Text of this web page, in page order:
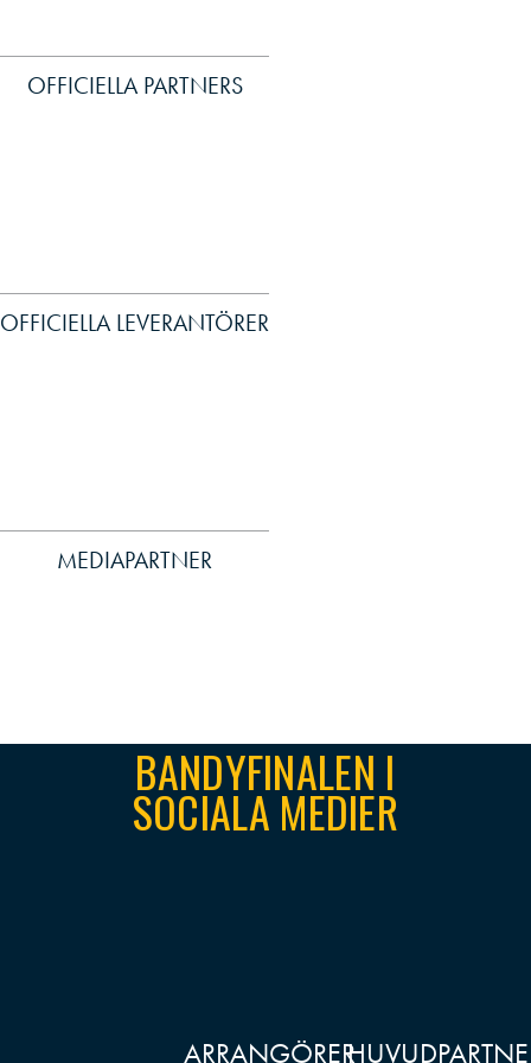
OFFICIELLA PARTNERS
OFFICIELLA LEVERANTÖRER
MEDIAPARTNER
BANDYFINALEN I
SOCIALA MEDIER
ARRANGÖRER